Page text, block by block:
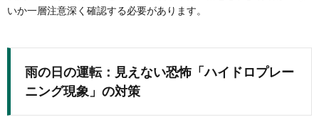
いか一層注意深く確認する必要があります。
雨の日の運転：見えない恐怖「ハイドロプレー
ニング現象」の対策